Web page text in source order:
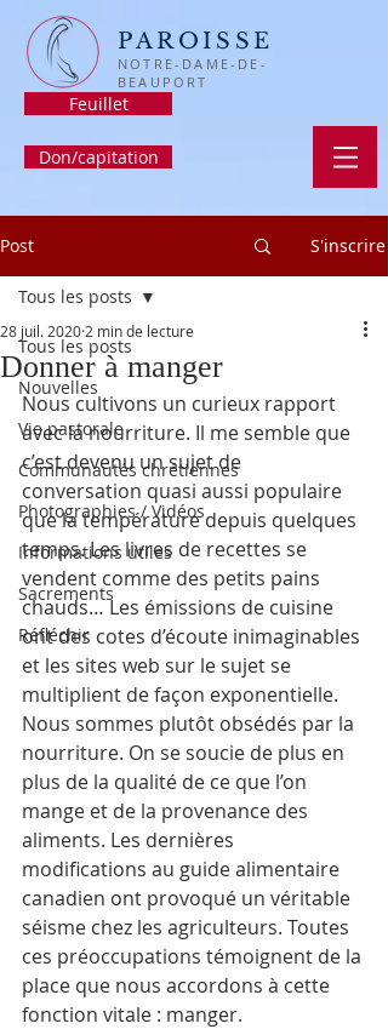
PAROISSE
NOTRE-DAME-DE-
BEAUPORT
Feuillet
Don/capitation
Post S'inscrire
Tous les posts
Nouvelles
Vie pastorale
Communautés chrétiennes
Photographies / Vidéos
Informations utiles
Sacrements
Réfléchir
Tous les posts
Donner à manger
28 juil. 2020 2 min de lecture
Nous cultivons un curieux rapport
avec la nourriture. Il me semble que
c’est devenu un sujet de
conversation quasi aussi populaire
que la température depuis quelques
temps. Les livres de recettes se
vendent comme des petits pains
chauds… Les émissions de cuisine
ont des cotes d’écoute inimaginables
et les sites web sur le sujet se
multiplient de façon exponentielle.
Nous sommes plutôt obsédés par la
nourriture. On se soucie de plus en
plus de la qualité de ce que l’on
mange et de la provenance des
aliments. Les dernières
modifications au guide alimentaire
canadien ont provoqué un véritable
séisme chez les agriculteurs. Toutes
ces préoccupations témoignent de la
place que nous accordons à cette
fonction vitale : manger.